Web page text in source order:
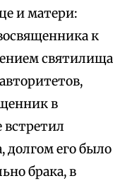
и матери:
к
святилища
в
встретил
долгом его было
брака, в